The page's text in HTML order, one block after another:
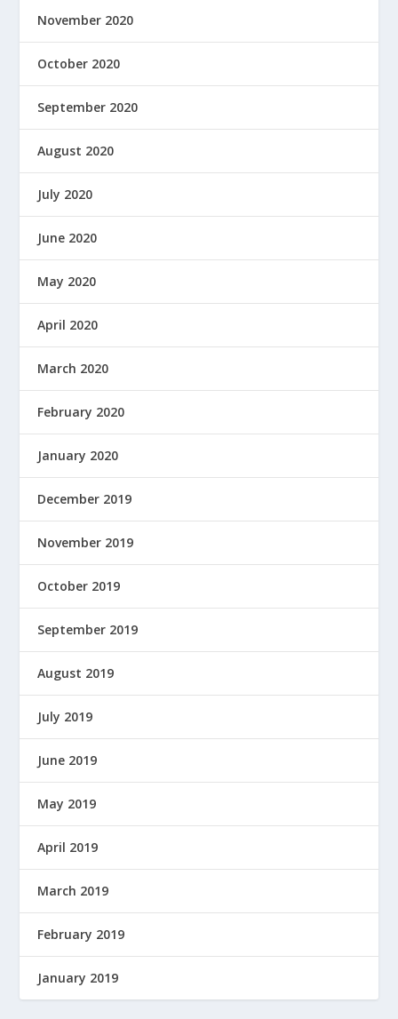
November 2020
October 2020
September 2020
August 2020
July 2020
June 2020
May 2020
April 2020
March 2020
February 2020
January 2020
December 2019
November 2019
October 2019
September 2019
August 2019
July 2019
June 2019
May 2019
April 2019
March 2019
February 2019
January 2019